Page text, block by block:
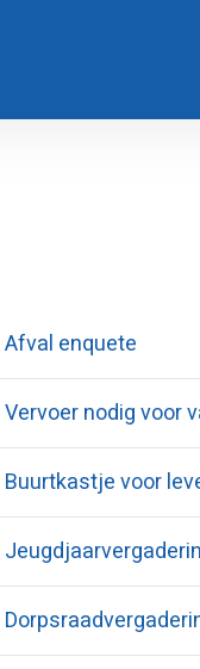
Afval enquete
Vervoer nodig voor
Buurtkastje voor